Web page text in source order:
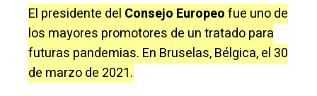
El presidente del Consejo Europeofue uno de
los mayores promotores de un tratado para
futuras pandemias. En Bruselas, Bélgica, el 30
de marzo de 2021.